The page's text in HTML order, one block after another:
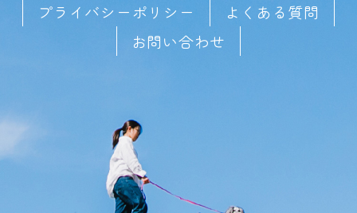
プライバシーポリシー
よくある質問
お問い合わせ